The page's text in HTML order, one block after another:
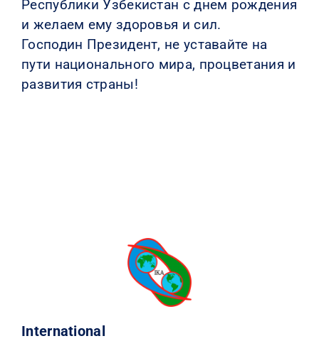
Республики Узбекистан с днем рождения
и желаем ему здоровья и сил.
Господин Президент, не уставайте на
пути национального мира, процветания и
развития страны!
International